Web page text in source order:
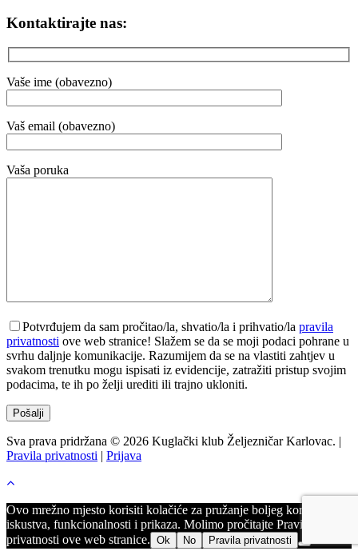
Kontaktirajte nas:
Vaše ime (obavezno)
Vaš email (obavezno)
Vaša poruka
Potvrđujem da sam pročitao/la, shvatio/la i prihvatio/la pravila
privatnosti ove web stranice! Slažem se da se moji podaci pohrane u
svrhu daljnje komunikacije. Razumijem da se na vlastiti zahtjev u
svakom trenutku mogu ispisati iz evidencije, zatražiti pristup svojim
podacima, te ih po želji urediti ili trajno ukloniti.
Sva prava pridržana © 2026 Kuglački klub Željezničar Karlovac. |
Pravila privatnosti | Prijava
Ovo mrežno mjesto korisiti kolačiće za pružanje boljeg korisničkog
iskustva, funkcionalnosti i prikaza. Molimo pročitajte Pravila
privatnosti ove web stranice. Ok No Pravila privatnosti